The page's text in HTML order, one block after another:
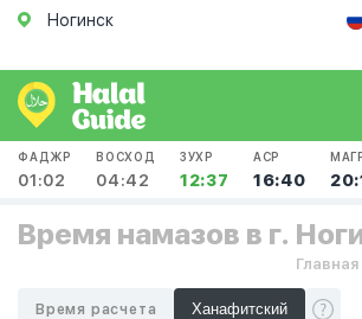
Ногинск
ФАДЖР
01:02
ВОСХОД
04:42
ЗУХР
12:37
АСР
16:40
Время намазов в г.
Главная
Время расчета